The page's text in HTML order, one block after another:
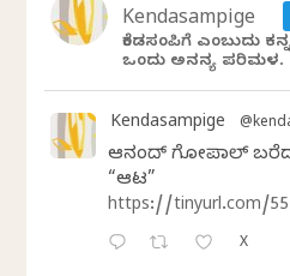
Kendasampige
ಕೆಂಡಸಂಪಿಗೆ ಎಂಬುದು
ಒಂದು ಅನನ್ಯ ಪರಿಮಳ.
Kendasampige
ಆನಂದ್‌ ಗೋಪಾಲ್‌ ಬರೆದ
“ಆಟ”
https://tinyurl.com/
X